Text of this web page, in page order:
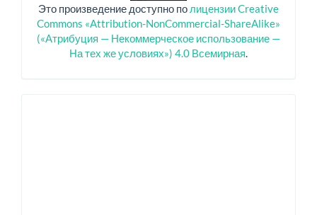
Это произведение доступно по лицензии Creative
Commons «Attribution-NonCommercial-ShareAlike»
(«Атрибуция — Некоммерческое использование —
На тех же условиях») 4.0 Всемирная.